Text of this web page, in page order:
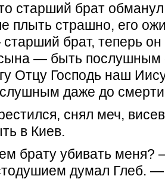
старший брат
плыть страшно, его
брат, теперь
— быть послушным
Отцу Господь наш
даже до
снял меч,
в Киев.
брату убивать меня?
думал Глеб.